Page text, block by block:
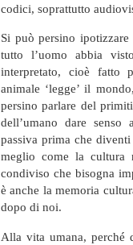
codici, soprattutto
Si può persino
tutto l’uomo abbia
interpretato, cioè fatto
animale ‘legge’ il
persino parlare del
dell’umano dare senso
passiva prima che
meglio come la cultura
condiviso che bisogna
è anche la memoria
dopo di noi.
Alla vita umana, perché